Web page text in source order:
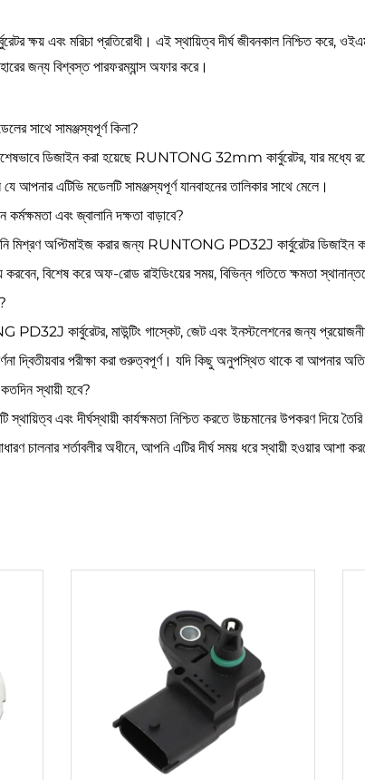
ক্ষয় এবং মরিচা প্রতিরোধী। এই স্থায়িত্ব দীর্ঘ জীবনকাল নিশ্চিত করে,
জন্য বিশ্বস্ত পারফরম্যান্স অফার করে।
সাথে সামঞ্জস্যপূর্ণ কিনা?
বিশেষভাবে ডিজাইন করা হয়েছে RUNTONG 32mm কার্বুরেটর, যার
আপনার এটিভি মডেলটি সামঞ্জস্যপূর্ণ যানবাহনের তালিকার সাথে মেলে।
কর্মক্ষমতা এবং জ্বালানি দক্ষতা বাড়াবে?
মিশ্রণ অপ্টিমাইজ করার জন্য RUNTONG PD32J কার্বুরেটর ডিজাইন
করবেন, বিশেষ করে অফ-রোড রাইডিংয়ের সময়, বিভিন্ন গতিতে ক্ষমতা
কার্বুরেটর, মাউন্টিং গাস্কেট, জেট এবং ইনস্টলেশনের জন্য
দ্বিতীয়বার পরীক্ষা করা গুরুত্বপূর্ণ। যদি কিছু অনুপস্থিত থাকে বা
স্থায়ী হবে?
এবং দীর্ঘস্থায়ী কার্যক্ষমতা নিশ্চিত করতে উচ্চমানের উপকরণ দিয়ে
চালনার শর্তাবলীর অধীনে, আপনি এটির দীর্ঘ সময় ধরে স্থায়ী হওয়ার